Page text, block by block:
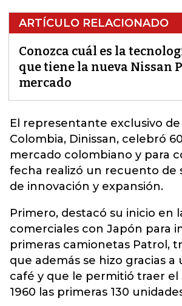
ARTÍCULO RELACIONADO
Conozca cuál es la
que tiene la nueva Nissan
mercado
El representante exclusivo de
Colombia, Dinissan, celebró
mercado colombiano y para
fecha realizó un recuento de
de innovación y expansión.
Primero, destacó su inicio en
comerciales con Japón para
primeras camionetas Patrol,
que además se hizo gracias
café y que le permitió traer el
1960 las primeras 130